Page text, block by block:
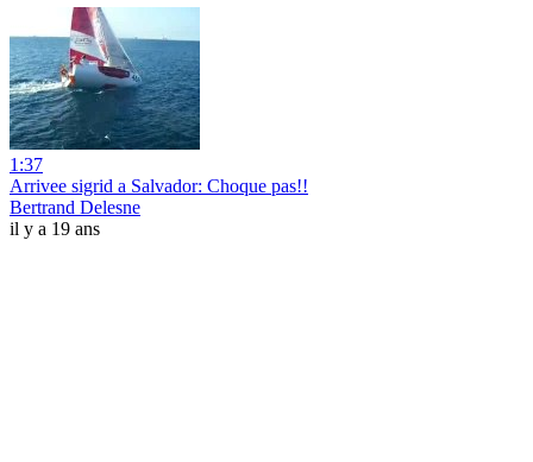
1:37
Arrivee sigrid a Salvador: Choque pas!!
Bertrand Delesne
il y a 19 ans